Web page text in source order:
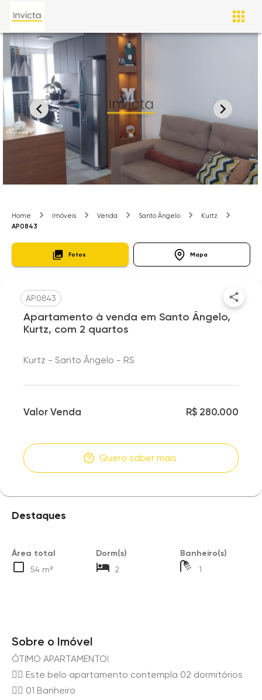
Home Imóveis Venda Santo Ângelo
Kurtz
AP0843
Fotos Mapa
AP0843
Apartamento à venda em Santo Ângelo,
Kurtz, com 2 quartos
Kurtz - Santo Ângelo - RS
Valor Venda R$ 280.000
Quero saber mais
Destaques
Área total
54 m²
Dorm(s)
2
Banheiro(s)
1
Sobre o Imóvel
ÓTIMO APARTAMENTO!
👉🏻 Este belo apartamento contempla 02 dormitórios
👉🏻 01 Banheiro